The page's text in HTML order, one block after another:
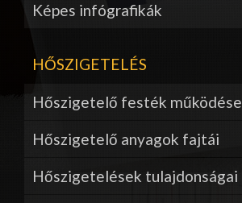
Képes infógrafikák
HŐSZIGETELÉS
Hőszigetelő festék működése
Hőszigetelő anyagok fajtái
Hőszigetelések tulajdonságai